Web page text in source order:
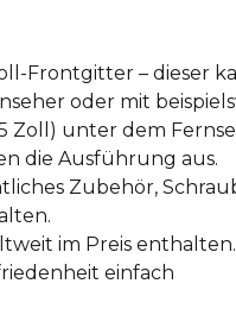
Frontgitter – dieser
oder mit
Zoll) unter dem
die Ausführung aus.
Zubehör,
im Preis enthalten.
einfach